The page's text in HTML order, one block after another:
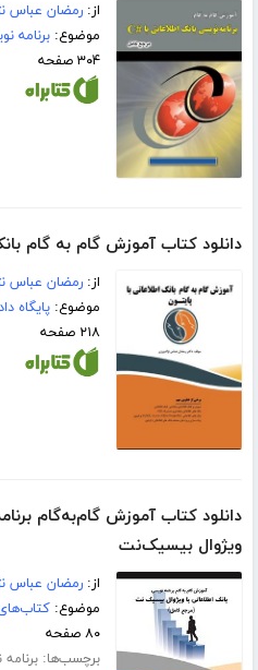
از:رمضان عباس
موضوع:برنامه
۳۰۴ صفحه
دانلود کتاب آموزش گام به گام
از:رمضان عباس
موضوع:پایگاه
۲۱۸ صفحه
دانلود کتاب آموزش گام‌به‌گام
ویژوال بیسیک‌نت
از:رمضان عباس
موضوع:
۸۰ صفحه
برچسب‌ها: